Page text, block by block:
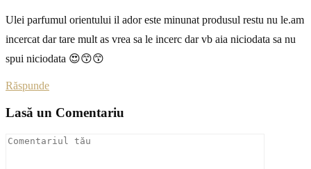
Ulei parfumul orientului il ador este minunat produsul restu nu le.am
incercat dar tare mult as vrea sa le incerc dar vb aia niciodata sa nu
spui niciodata 😍😙😙
Răspunde
Lasă un Comentariu